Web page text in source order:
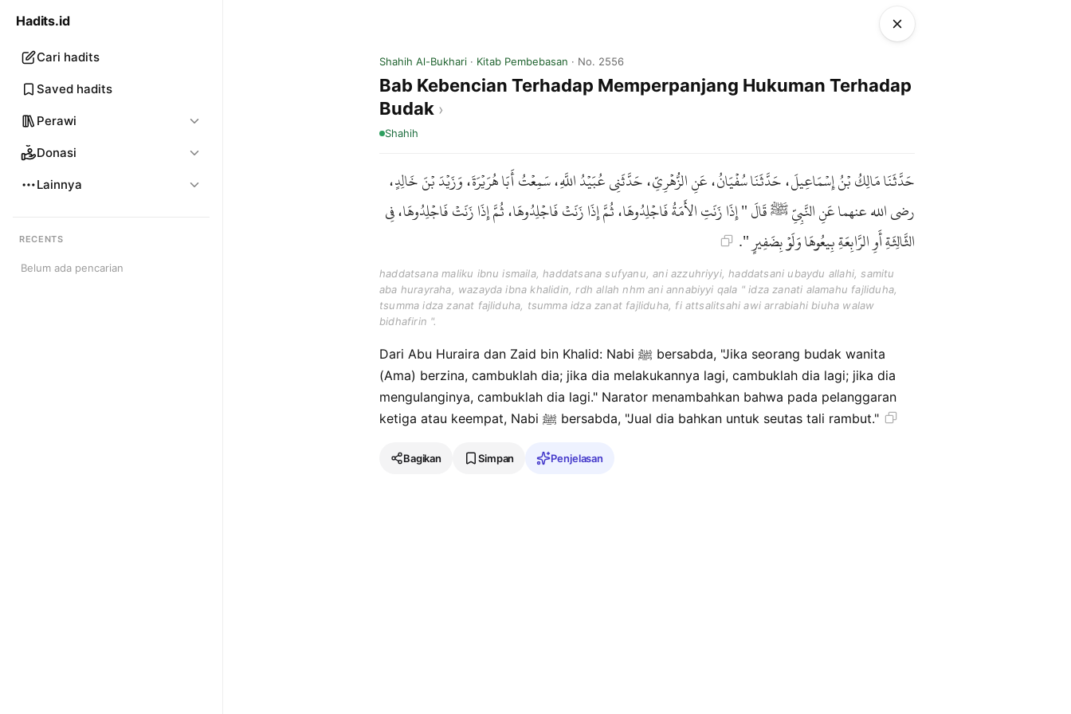
Hadits.id
Cari hadits
Saved hadits
Perawi
Donasi
Lainnya
RECENTS
Belum ada pencarian
Shahih Al-Bukhari · Kitab Pembebasan · No. 2556
Bab Kebencian Terhadap Memperpanjang Hukuman Terhadap
Budak
Shahih
حَدَّثَنَا مَالِكُ بْنُ إِسْمَاعِيلَ، حَدَّثَنَا سُفْيَانُ، عَنِ الزُّهْرِيِّ، حَدَّثَنِي عُبَيْدُ اللَّهِ، سَمِعْتُ أَبَا هُرَيْرَةَ، وَزَيْدَ بْنَ خَالِدٍ،
رضى الله عنهما عَنِ النَّبِيِّ ﷺ قَالَ " إِذَا زَنَتِ الأَمَةُ فَاجْلِدُوهَا، ثُمَّ إِذَا زَنَتْ فَاجْلِدُوهَا، ثُمَّ إِذَا زَنَتْ فَاجْلِدُوهَا، فِي
الثَّالِثَةِ أَوِ الرَّابِعَةِ بِيعُوهَا وَلَوْ بِضَفِيرٍ ".
haddatsana maliku ibnu ismaila, haddatsana sufyanu, ani azzuhriyyi, haddatsani ubaydu allahi, samitu
aba hurayraha, wazayda ibna khalidin, rdh allah nhm ani annabiyyi qala " idza zanati alamahu fajliduha,
tsumma idza zanat fajliduha, tsumma idza zanat fajliduha, fi attsalitsahi awi arrabiahi biuha walaw
bidhafirin ".
Dari Abu Huraira dan Zaid bin Khalid: Nabi ﷺ bersabda, "Jika seorang budak wanita
(Ama) berzina, cambuklah dia; jika dia melakukannya lagi, cambuklah dia lagi; jika dia
mengulanginya, cambuklah dia lagi." Narator menambahkan bahwa pada pelanggaran
ketiga atau keempat, Nabi ﷺ bersabda, "Jual dia bahkan untuk seutas tali rambut."
Bagikan Simpan Penjelasan